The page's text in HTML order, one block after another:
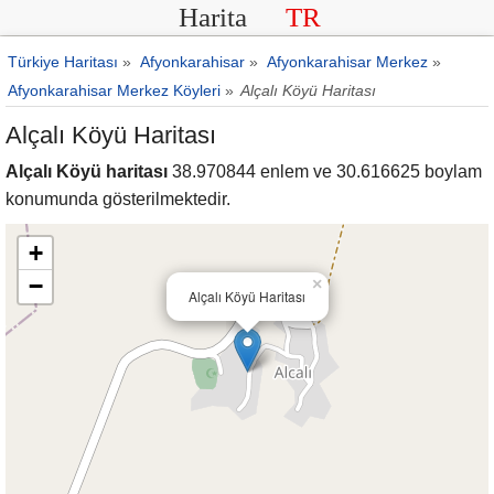
Harita TR
Türkiye Haritası » Afyonkarahisar » Afyonkarahisar Merkez »
Afyonkarahisar Merkez Köyleri » Alçalı Köyü Haritası
Alçalı Köyü Haritası
Alçalı Köyü haritası 38.970844 enlem ve 30.616625 boylam
konumunda gösterilmektedir.
Alçalı Köyü Haritası
×
+
−